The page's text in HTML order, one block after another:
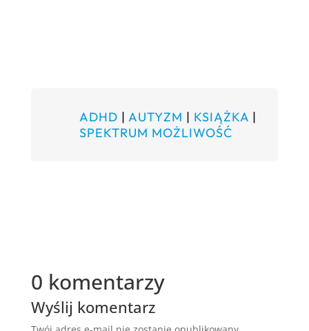
ADHD | AUTYZM | KSIĄŻKA |
SPEKTRUM MOŻLIWOŚĆ
0 komentarzy
Wyślij komentarz